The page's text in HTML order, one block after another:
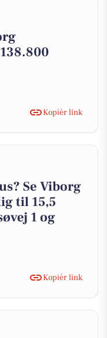
Kopiér link
Se Viborg
til 15,5
1 og
Kopiér link